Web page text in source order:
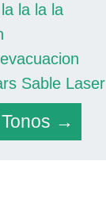
la la la
Sable Laser
→